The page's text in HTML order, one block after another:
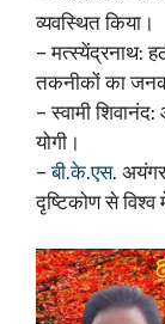
व्यवस्थित किया।
– मत्स्येंद्रनाथ:
तकनीकों का जनक
– स्वामी
योगी।
–बी.के.एस.
दृष्टिकोण से विश्व